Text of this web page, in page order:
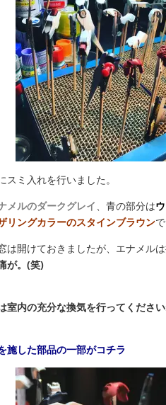
スミ入れを行いました。
メルのダークグレイ 、青の部分は
リングカラーのスタインブラウン
は開けておきましたが、エナメルは
が。(笑)
室内の充分な換気を行ってください
施した部品の一部がコチラ